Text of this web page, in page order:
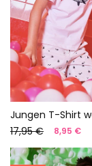
17,95 €
8,95 €